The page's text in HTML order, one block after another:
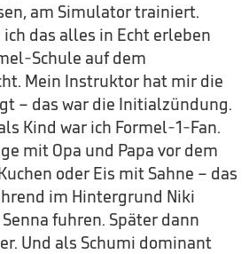
am Simulator trainiert.
das alles in Echt erleben
Schule auf dem
Mein Instruktor hat mir die
– das war die Initialzündung.
Kind war ich Formel-1-Fan.
mit Opa und Papa vor dem
oder Eis mit Sahne – das
im Hintergrund Niki
fuhren. Später dann
Und als Schumi dominant